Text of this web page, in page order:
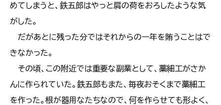
めてしまうと、鉄五郎はやっと肩の荷をおろしたような気
がした。
だがあとに残った分ではそれからの一年を賄うことはで
きなかった。
その頃、この附近では重要な副業として、藁細工がさか
んに作られていた。鉄五郎もまた、毎夜おそくまで藁細工
を作った。根が器用なたちなので、何を作らせても形よく、